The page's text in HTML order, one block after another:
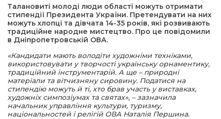
Відповідаємо
Талановиті молоді люди області можуть отримати
стипендії Президента України. Претендувати на них
можуть хлопці та дівчата 14-35 років, які розвивають
традиційне народне мистецтво. Про це повідомили
в Дніпропетровській ОВА.
«Кандидати мають володіти художніми техніками,
використовувати у творчості українську орнаментику,
традиційний інструментарій. А ще – природні
матеріали та вітчизняну сировину. Податися на
стипендію можуть й ті, хто брав участь у виставках,
художніх симпозіумах та святах», – зазначила
начальник управління культури, туризму,
національностей і релігій ОВА Наталія Першина.